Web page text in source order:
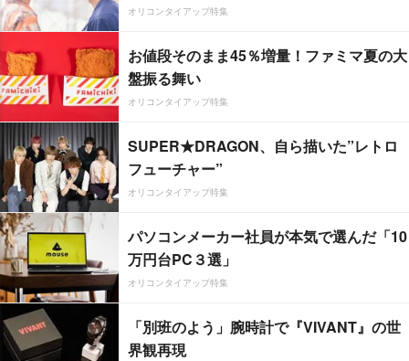
オリコンタイアップ特集
お値段そのまま45％増量！ファミマ夏の大
盤振る舞い
オリコンタイアップ特集
SUPER★DRAGON、自ら描いた”レトロ
フューチャー”
オリコンタイアップ特集
パソコンメーカー社員が本気で選んだ「10
万円台PC３選」
オリコンタイアップ特集
「別班のよう」腕時計で『VIVANT』の世
界観再現